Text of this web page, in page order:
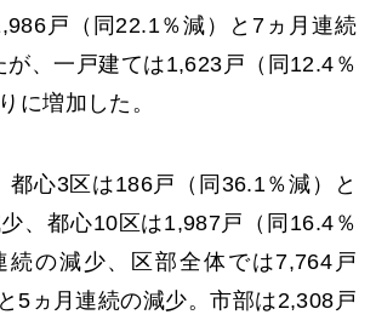
戸（同22.1％減）と7ヵ月連続
が、一戸建ては1,623戸（同12.4％
に増加した。
心3区は186戸（同36.1％減）と
、都心10区は1,987戸（同16.4％
続の減少、区部全体では7,764戸
5ヵ月連続の減少。市部は2,308戸